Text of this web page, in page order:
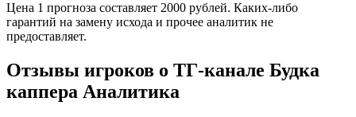
Цена 1 прогноза составляет 2000 рублей. Каких-либо
гарантий на замену исхода и прочее аналитик не
предоставляет.
Отзывы игроков о ТГ-канале Будка
каппера Аналитика